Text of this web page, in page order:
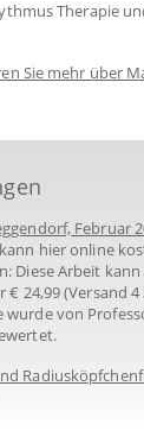
Therapie
Sie mehr über
Februar
hier online
Diese Arbeit
€ 24,99 (Versand
wurde von